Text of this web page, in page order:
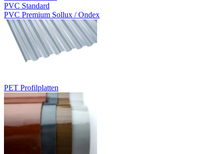
PVC Standard
PVC Premium Sollux / Ondex
PET Profilplatten